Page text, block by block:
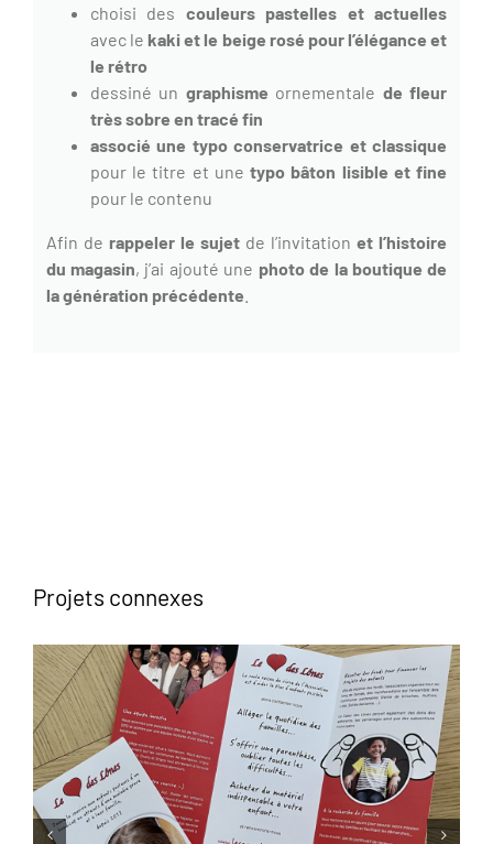
choisi des couleurs pastelles et actuelles
avec le kaki et le beige rosé pour l’élégance et
le rétro
dessiné un graphisme ornementale de fleur
très sobre en tracé fin
associé une typo conservatrice et classique
pour le titre et unetypo bâton lisible et fine
pour le contenu
Afin de rappeler le sujet de l’invitationet l’histoire
du magasin, j’ai ajouté une photo de la boutique de
la génération précédente
Projets connexes